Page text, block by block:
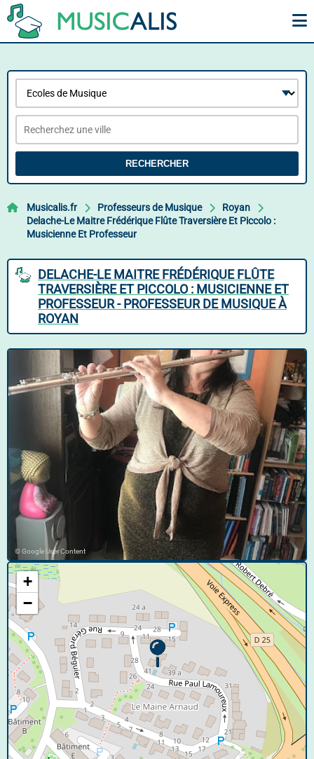
RECHERCHER
Musicalis.fr Professeurs de Musique
Royan
Delache-Le Maitre Frédérique Flûte Traversière Et Piccolo :
Musicienne Et Professeur
DELACHE-LE MAITRE FRÉDÉRIQUE FLÛTE
TRAVERSIÈRE ET PICCOLO : MUSICIENNE ET
PROFESSEUR - PROFESSEUR DE MUSIQUE À
ROYAN
© Google User Content
+
−